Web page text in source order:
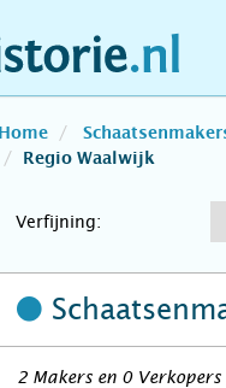
Home
Regio Waalwijk
Verfijning:
2 Makers en 0